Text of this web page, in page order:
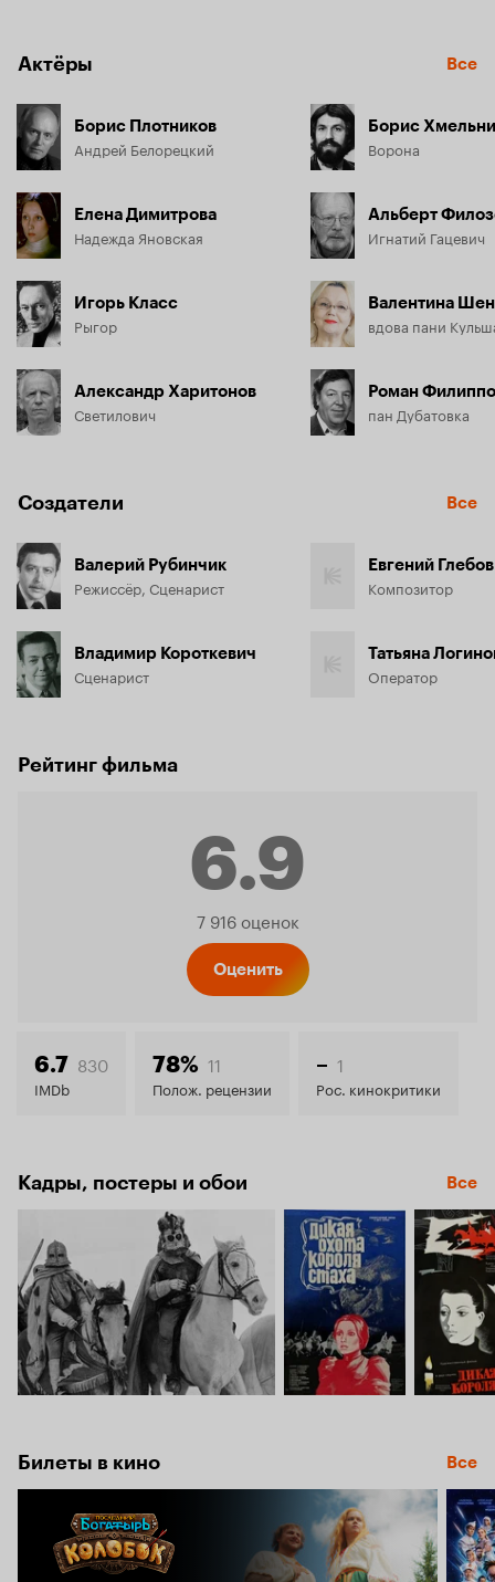
Актёры Все
Борис Плотников
Андрей Белорецкий
Елена Димитрова
Надежда Яновская
Игорь Класс
Рыгор
Александр Харитонов
Светилович
Борис
Ворона
Альберт
Игнатий Гацевич
Валентина
вдова пани
Роман
пан Дубатовка
Создатели Все
Валерий Рубинчик
Режиссёр, Сценарист
Владимир Короткевич
Сценарист
Евгений Глебов
Композитор
Татьяна
Оператор
Рейтинг фильма
6.9
Рейтинг
6.9
7 916 оценок
Оценить
6.7 830
IMDb
78% 11
Полож. рецензии
– 1
Рос. кинокритики
Кадры, постеры и обои Все
Билеты в кино Все